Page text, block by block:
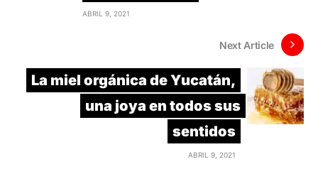
ABRIL 9, 2021
Next Article
La miel orgánica de Yucatán,
una joya en todos sus
sentidos
ABRIL 9, 2021